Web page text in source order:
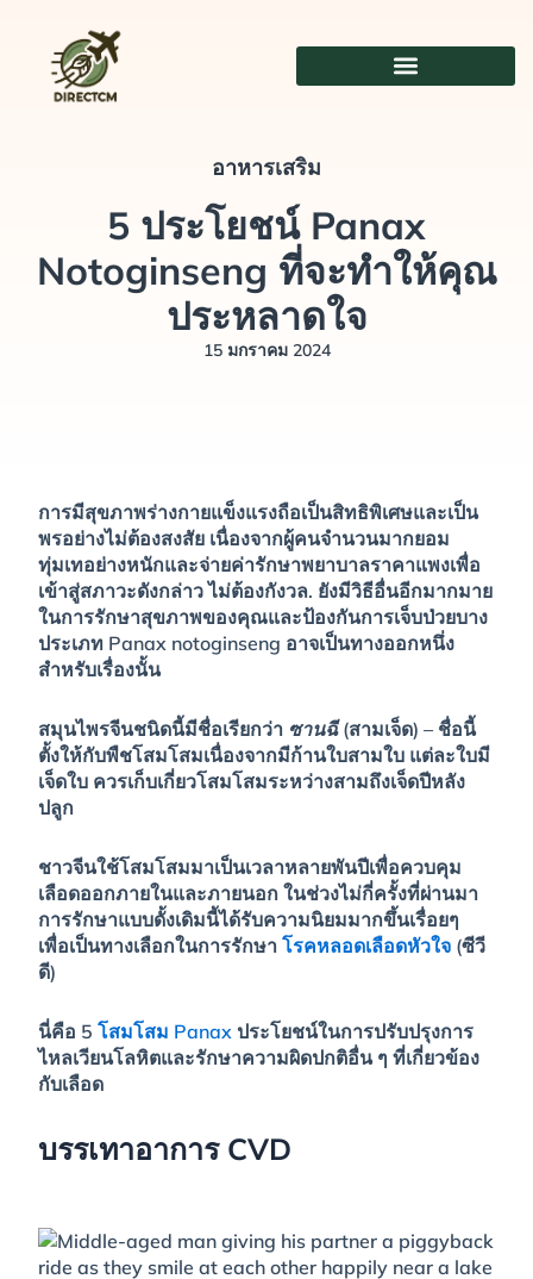
อาหารเสริม
5 ประโยชน์ Panax
Notoginseng ที่จะทำให้คุณ
ประหลาดใจ
15 มกราคม 2024
การมีสุขภาพร่างกายแข็งแรงถือเป็นสิทธิพิเศษและเป็น
พรอย่างไม่ต้องสงสัย เนื่องจากผู้คนจำนวนมากยอม
ทุ่มเทอย่างหนักและจ่ายค่ารักษาพยาบาลราคาแพงเพื่อ
เข้าสู่สภาวะดังกล่าว ไม่ต้องกังวล. ยังมีวิธีอื่นอีกมากมาย
ในการรักษาสุขภาพของคุณและป้องกันการเจ็บป่วยบาง
ประเภท Panax notoginseng อาจเป็นทางออกหนึ่ง
สำหรับเรื่องนั้น
สมุนไพรจีนชนิดนี้มีชื่อเรียกว่า ซานฉี(สามเจ็ด) – ชื่อนี้
ตั้งให้กับพืชโสมโสมเนื่องจากมีก้านใบสามใบ แต่ละใบมี
เจ็ดใบ ควรเก็บเกี่ยวโสมโสมระหว่างสามถึงเจ็ดปีหลัง
ปลูก
ชาวจีนใช้โสมโสมมาเป็นเวลาหลายพันปีเพื่อควบคุม
เลือดออกภายในและภายนอก ในช่วงไม่กี่ครั้งที่ผ่านมา
การรักษาแบบดั้งเดิมนี้ได้รับความนิยมมากขึ้นเรื่อยๆ
เพื่อเป็นทางเลือกในการรักษาโรคหลอดเลือดหัวใจ (ซีวี
ดี)
นี่คือ 5โสมโสม Panax ประโยชน์ในการปรับปรุงการ
ไหลเวียนโลหิตและรักษาความผิดปกติอื่น ๆ ที่เกี่ยวข้อง
กับเลือด
บรรเทาอาการ CVD